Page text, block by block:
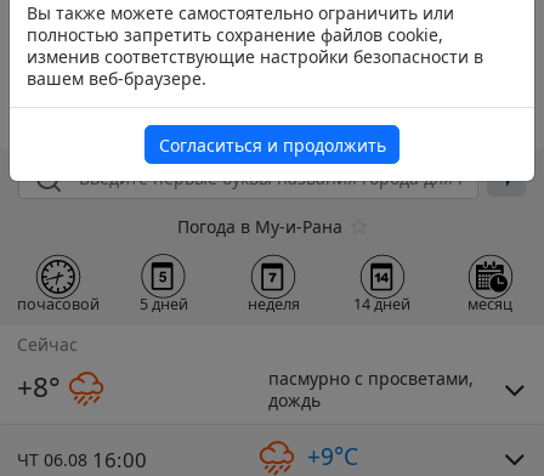
Погода в Му-и-Рана
почасовой 5 дней неделя 14 дней месяц
Сейчас
+8°
пасмурно с просветами,
дождь
ЧТ 06.08 16:00 +9°C
Вы также можете самостоятельно ограничить или
полностью запретить сохранение файлов cookie,
изменив соответствующие настройки безопасности в
вашем веб-браузере.
Согласиться и продолжить